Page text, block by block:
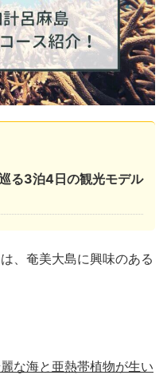
る3泊4日の観光モデル
、奄美大島に興味のある
な海と亜熱帯植物が生い